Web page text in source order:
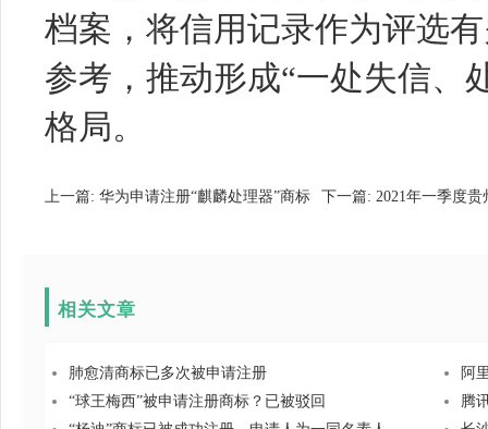
档案，将信用记录作为评选
参考，推动形成“一处失信、
格局。
上一篇: 华为申请注册“麒麟处理器”商标 下一篇: 2021年一季度
相关文章
肺愈清商标已多次被申请注册
阿
“球王梅西”被申请注册商标？已被驳回
腾